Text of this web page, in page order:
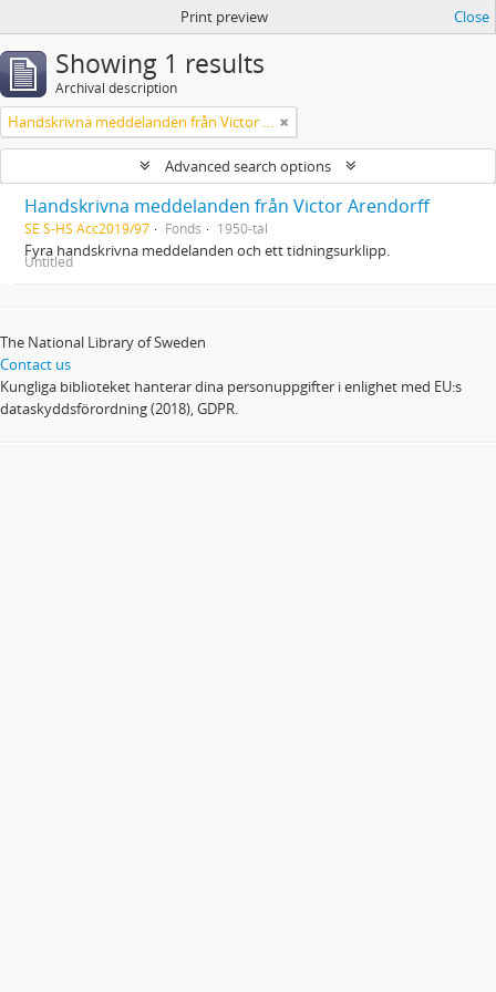
Print preview Close
Showing 1 results
Archival description
Handskrivna meddelanden från Victor Arendorff
Advanced search options
Handskrivna meddelanden från Victor Arendorff
SE S-HS Acc2019/97 Fonds 1950-tal
Fyra handskrivna meddelanden och ett tidningsurklipp.
Untitled
The National Library of Sweden
Contact us
Kungliga biblioteket hanterar dina personuppgifter i enlighet med EU:s
dataskyddsförordning (2018), GDPR.